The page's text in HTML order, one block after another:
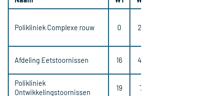
Polikliniek Complexe rouw 0 28
Afdeling Eetstoornissen 16 40
Polikliniek
Ontwikkelingstoornissen
19 7